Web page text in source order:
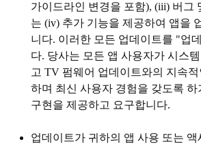
가이드라인 변경을 포함), (iii) 버그
는 (iv) 추가 기능을 제공하여 앱을
니다. 이러한 모든 업데이트를 "업
다. 당사는 모든 앱 사용자가 시스
고 TV 펌웨어 업데이트와의 지속적
하며 최신 사용자 경험을 갖도록 하
구현을 제공하고 요구합니다.
업데이트가 귀하의 앱 사용 또는